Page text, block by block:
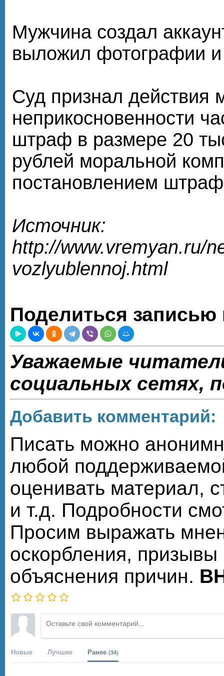
Мужчина создал
выложил фотографии
Суд признал действия
неприкосновенности
штраф в размере 20
рублей моральной
постановлением
Источник:
http://www.vremyan.ru/
vozlyublennoj.html
Поделиться записью
Уважаемые
социальных сетях,
Добавить комментарий:
Писать можно
любой
оценивать материал,
и т.д. Подробности
Просим выражать
оскорбления,
объяснения причин.
Новые Лучшие Ранее (34)